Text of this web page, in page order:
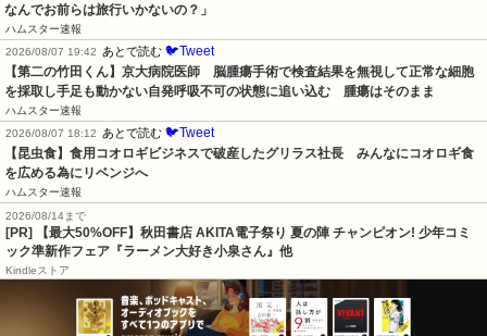
なんでお前らは旅行いかないの？」
ハムスター速報
2026/08/07 19:42
あとで読む 🐦Tweet
【第二の竹田くん】京大病院医師　脳腫瘍手術で検査結果を無視して正常な細胞
を採取し手足も動かない自発呼吸不可の状態に追い込む　腫瘍はそのまま
ハムスター速報
2026/08/07 18:12
あとで読む 🐦Tweet
【昆虫食】食用コオロギビジネスで破産したグリラス社長　みんなにコオロギ食
を広める為にリベンジへ
ハムスター速報
2026/08/14まで
[PR] 【最大50%OFF】秋田書店 AKITA電子祭り 夏の陣 チャンピオン! 少年コミ
ック準新作フェア『ラーメン大好き小泉さん』他
Kindleストア